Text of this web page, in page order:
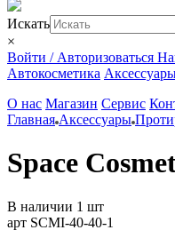
Искать
×
Войти / Авторизоваться
Автокосметика
О нас Магазин Сервис
Главная Аксессуары
Space
В наличии 1 шт
арт SCMI-40-40-1